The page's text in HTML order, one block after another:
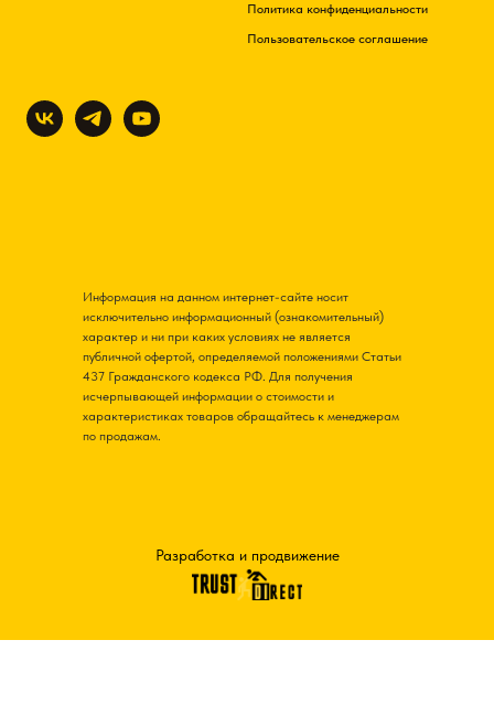
Политика конфиденциальности
Пользовательское соглашение
Разработка и продвижение
Информация на данном интернет-сайте носит
исключительно информационный (ознакомительный)
характер и ни при каких условиях не является
публичной офертой, определяемой положениями Статьи
437 Гражданского кодекса РФ. Для получения
исчерпывающей информации о стоимости и
характеристиках товаров обращайтесь к менеджерам
по продажам.